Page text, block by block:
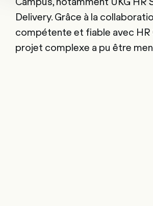
Delivery. Grâce à la
compétente et fiable avec HR
projet complexe a pu être